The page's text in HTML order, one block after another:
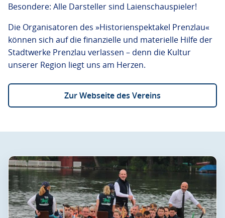
Besondere: Alle Darsteller sind Laienschauspieler!
Die Organisatoren des »Historienspektakel Prenzlau«
können sich auf die finanzielle und materielle Hilfe der
Stadtwerke Prenzlau verlassen – denn die Kultur
unserer Region liegt uns am Herzen.
Zur Webseite des Vereins